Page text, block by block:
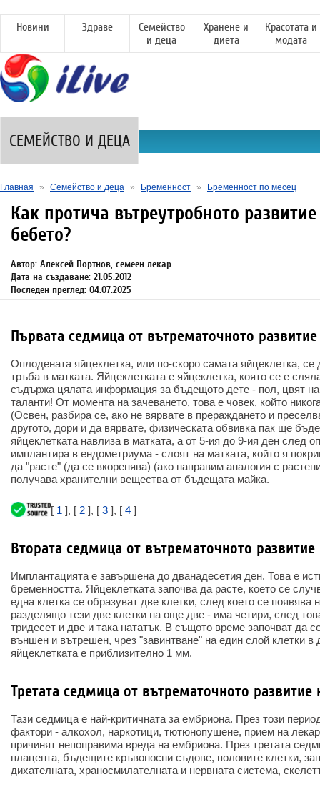
Новини Здраве
Семейство
и деца
Хранене и
диета
Красотата и
модата
СЕМЕЙСТВО И ДЕЦА
Главная » Семейство и деца » Бременност » Бременност по месец
Как протича вътреутробното
бебето?
Автор: Алексей Портнов, семеен лекар
Дата на създаване: 21.05.2012
Последен преглед: 04.07.2025
Първата седмица от вътрематочното
Оплодената яйцеклетка, или по-скоро самата яйцеклетка,
тръба в матката. Яйцеклетката е яйцеклетка, която се е
съдържа цялата информация за бъдещото дете - пол, цвят на
таланти! От момента на зачеването, това е човек, който
(Освен, разбира се, ако не вярвате в прераждането и
другото, дори и да вярвате, физическата обвивка пак ще
яйцеклетката навлиза в матката, а от 5-ия до 9-ия ден след
имплантира в ендометриума - слоят на матката, който я
да "расте" (да се вкоренява) (ако направим аналогия с
получава хранителни вещества от бъдещата майка.
[ 1 ], [ 2 ], [ 3 ], [ 4 ]
Втората седмица от вътрематочното развитие
Имплантацията е завършена до дванадесетия ден. Това е
бременността. Яйцеклетката започва да расте, което се
една клетка се образуват две клетки, след което се появява
разделящо тези две клетки на още две - има четири, след
тридесет и две и така нататък. В същото време започват да
външен и вътрешен, чрез "завинтване" на един слой клетки в
яйцеклетката е приблизително 1 мм.
Третата седмица от вътрематочното развитие
Тази седмица е най-критичната за ембриона. През този
фактори - алкохол, наркотици, тютюнопушене, прием на
причинят непоправима вреда на ембриона. През третата
плацента, бъдещите кръвоносни съдове, половите клетки,
дихателната, храносмилателната и нервната система,